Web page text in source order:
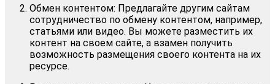
Обмен контентом: Предлагайте другим сайтам
сотрудничество по обмену контентом, например,
статьями или видео. Вы можете разместить их
контент на своем сайте, а взамен получить
возможность размещения своего контента на их
ресурсе.